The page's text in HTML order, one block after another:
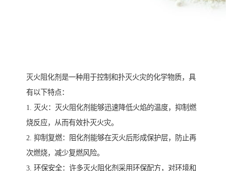
灭火阻化剂是一种用于控制和扑灭火灾的化学物质，具
有以下特点：
1. 灭火：灭火阻化剂能够迅速降低火焰的温度，抑制燃
烧反应，从而有效扑灭火灾。
2. 抑制复燃：阻化剂能够在灭火后形成保护层，防止再
次燃烧，减少复燃风险。
3. 环保安全：许多灭火阻化剂采用环保配方，对环境和